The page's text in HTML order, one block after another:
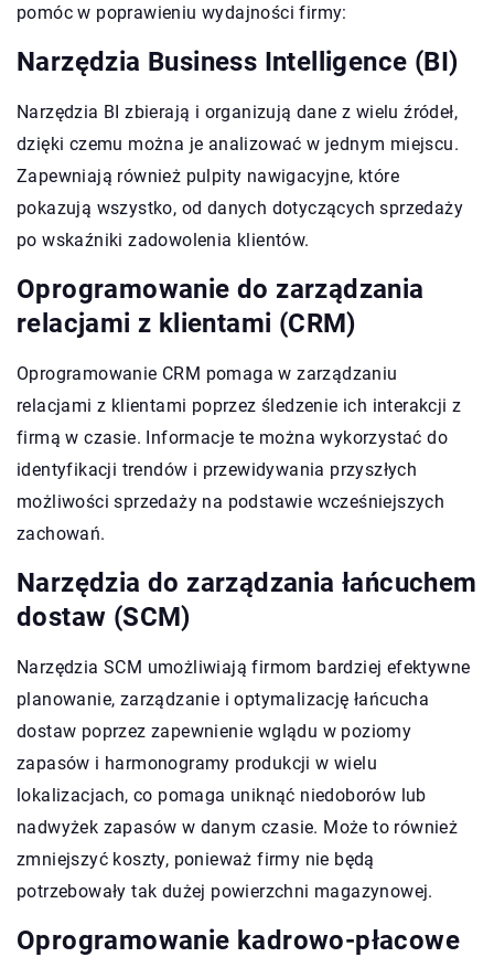
pomóc w poprawieniu wydajności firmy:
Narzędzia Business Intelligence (BI)
Narzędzia BI zbierają i organizują dane z wielu źródeł,
dzięki czemu można je analizować w jednym miejscu.
Zapewniają również pulpity nawigacyjne, które
pokazują wszystko, od danych dotyczących sprzedaży
po wskaźniki zadowolenia klientów.
Oprogramowanie do zarządzania
relacjami z klientami (CRM)
Oprogramowanie CRM pomaga w zarządzaniu
relacjami z klientami poprzez śledzenie ich interakcji z
firmą w czasie. Informacje te można wykorzystać do
identyfikacji trendów i przewidywania przyszłych
możliwości sprzedaży na podstawie wcześniejszych
zachowań.
Narzędzia do zarządzania łańcuchem
dostaw (SCM)
Narzędzia SCM umożliwiają firmom bardziej efektywne
planowanie, zarządzanie i optymalizację łańcucha
dostaw poprzez zapewnienie wglądu w poziomy
zapasów i harmonogramy produkcji w wielu
lokalizacjach, co pomaga uniknąć niedoborów lub
nadwyżek zapasów w danym czasie. Może to również
zmniejszyć koszty, ponieważ firmy nie będą
potrzebowały tak dużej powierzchni magazynowej.
Oprogramowanie kadrowo-płacowe